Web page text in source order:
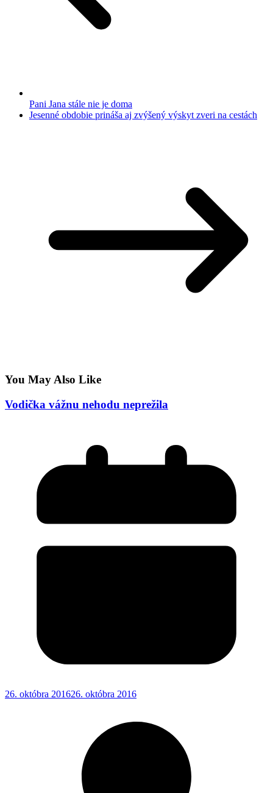
Pani Jana stále nie je doma
Jesenné obdobie prináša aj zvýšený výskyt zveri na cestách
You May Also Like
Vodička vážnu nehodu neprežila
26. októbra 201626. októbra 2016